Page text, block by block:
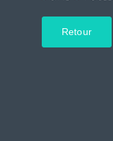
Retour